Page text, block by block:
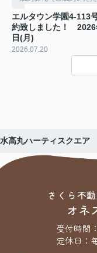
エルタウン学園4-113
約致しました！ 2026
日(月)
2026.07.20
水高丸ハーティスクエ
さくら不
オネ
受付時間
定休日：